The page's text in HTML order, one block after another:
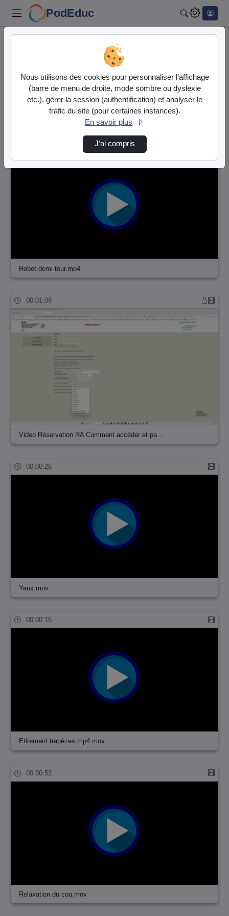
PodEduc
3254 vidéos trouvées
Audio Vidéo
Direction de tri
Robot-demi-tour.mp4
00:01:09
Video Réservation RA Comment accéder et pa…
00:00:26
Yeux.mov
00:00:15
Etirement trapèzes.mp4.mov
00:00:52
Relaxation du cou.mov
Nous utilisons des cookies pour personnaliser l’affichage
(barre de menu de droite, mode sombre ou dyslexie
etc.), gérer la session (authentification) et analyser le
trafic du site (pour certaines instances).
En savoir plus
J’ai compris